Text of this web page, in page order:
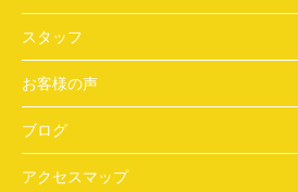
スタッフ
お客様の声
ブログ
アクセスマップ